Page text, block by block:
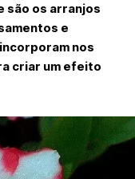
são os arranjos
e
nos
criar um efeito